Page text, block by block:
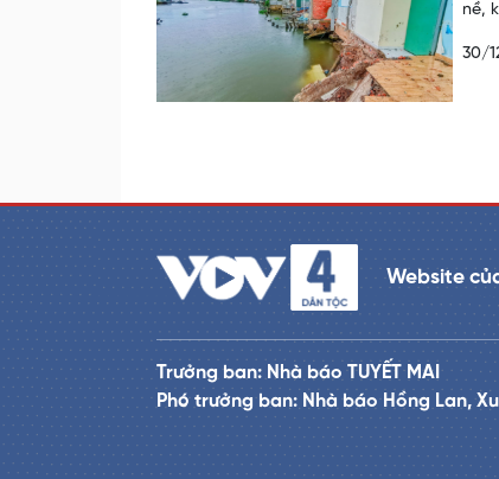
nề,
30/
Website
Trưởng ban: Nhà báo TUYẾT MAI
Phó trưởng ban: Nhà báo Hồng Lan,